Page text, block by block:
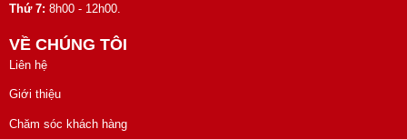
Thứ 7: 8h00 - 12h00.
VỀ CHÚNG TÔI
Liên hệ
Giới thiệu
Chăm sóc khách hàng